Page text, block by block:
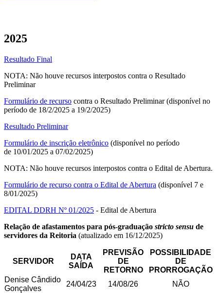
2025
Resultado Final
NOTA: Não houve recursos interpostos contra o Resultado
Preliminar
Formulário de recurso contra o Resultado Preliminar (disponível no
período de 18/2/2025 a 19/2/2025)
Resultado Preliminar
Formulário de inscrição eletrônico (disponível no período
de 10/01/2025 a 07/02/2025)
NOTA: Não houve recursos interpostos contra o Edital de Abertura.
Formulário de recurso contra o Edital de Abertura (disponível 7 e
8/01/2025)
EDITAL DDRH Nº 01/2025 - Edital de Abertura
Relação de afastamentos para pós-graduação stricto sensu de
servidores da Reitoria (atualizado em 16/12/2025)
SERVIDOR
DATA
SAÍDA
PREVISÃO
DE
RETORNO
POSSIBILIDADE
DE
PRORROGAÇÃO
Denise Cândido
Gonçalves
24/04/23 14/08/26
NÃO